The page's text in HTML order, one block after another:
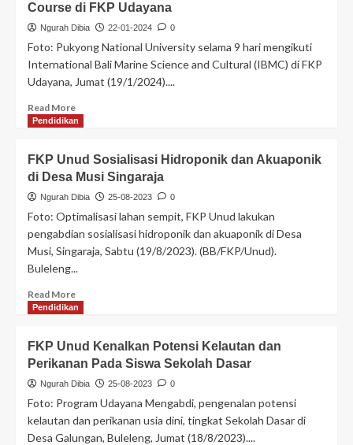
Course di FKP Udayana
Ngurah Dibia 22-01-2024 0
Foto: Pukyong National University selama 9 hari mengikuti
International Bali Marine Science and Cultural (IBMC) di FKP
Udayana, Jumat (19/1/2024)....
Read More
Pendidikan
FKP Unud Sosialisasi Hidroponik dan Akuaponik
di Desa Musi Singaraja
Ngurah Dibia 25-08-2023 0
Foto: Optimalisasi lahan sempit, FKP Unud lakukan
pengabdian sosialisasi hidroponik dan akuaponik di Desa
Musi, Singaraja, Sabtu (19/8/2023). (BB/FKP/Unud).
Buleleng...
Read More
Pendidikan
FKP Unud Kenalkan Potensi Kelautan dan
Perikanan Pada Siswa Sekolah Dasar
Ngurah Dibia 25-08-2023 0
Foto: Program Udayana Mengabdi, pengenalan potensi
kelautan dan perikanan usia dini, tingkat Sekolah Dasar di
Desa Galungan, Buleleng, Jumat (18/8/2023)....